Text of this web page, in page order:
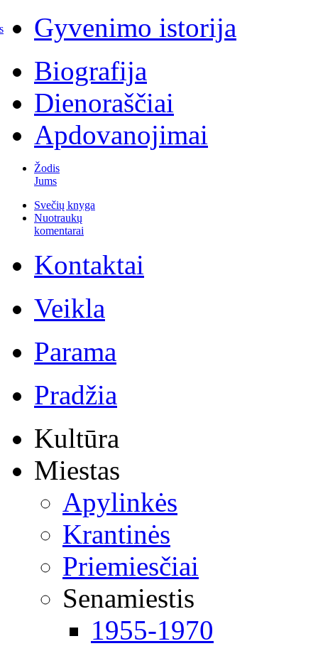
Gyvenimo istorija
Biografija
Dienoraščiai
Apdovanojimai
Žodis
Jums
Svečių knyga
Nuotraukų
komentarai
Kontaktai
Veikla
Parama
Pradžia
Kultūra
Miestas
Apylinkės
Krantinės
Priemiesčiai
Senamiestis
1955-1970